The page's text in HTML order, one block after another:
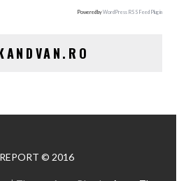
Powered byWordPress RSS Feed Plugin
© 2016